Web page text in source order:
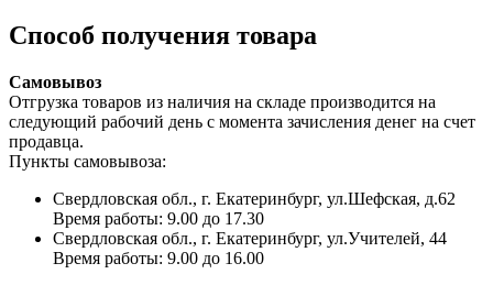
Способ получения товара
Самовывоз
Отгрузка товаров из наличия на складе производится на
следующий рабочий день с момента зачисления денег на счет
продавца.
Пункты самовывоза:
Свердловская обл., г. Екатеринбург, ул.Шефская, д.62
Время работы: 9.00 до 17.30
Свердловская обл., г. Екатеринбург, ул.Учителей, 44
Время работы: 9.00 до 16.00